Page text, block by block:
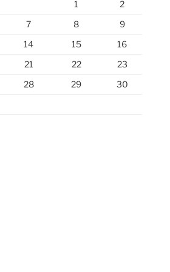
1
2
7 8
9
14 15
16
21 22
23
28 29
30